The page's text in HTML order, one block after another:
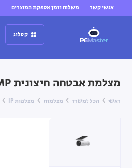
אנשי קשר משלוח וזמן אספקת המוצרים
קטלוג
מצלמת אבטחה חיצונית IMOU Cell 3C AIO 5MP עם סוללה ופאנל סולארי מובנה
ראשי הכל למשרד מצלמות מצלמות IP